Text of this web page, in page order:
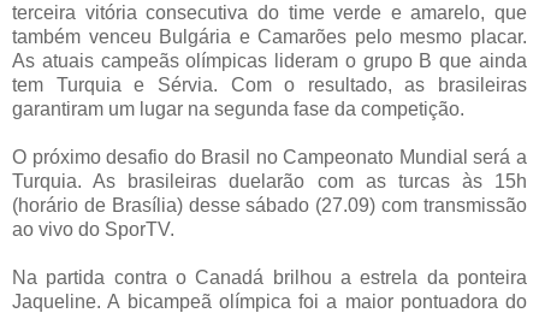
terceira vitória consecutiva do time verde e amarelo, que
também venceu Bulgária e Camarões pelo mesmo placar.
As atuais campeãs olímpicas lideram o grupo B que ainda
tem Turquia e Sérvia. Com o resultado, as brasileiras
garantiram um lugar na segunda fase da competição.
O próximo desafio do Brasil no Campeonato Mundial será a
Turquia. As brasileiras duelarão com as turcas às 15h
(horário de Brasília) desse sábado (27.09) com transmissão
ao vivo do SporTV.
Na partida contra o Canadá brilhou a estrela da ponteira
Jaqueline. A bicampeã olímpica foi a maior pontuadora do